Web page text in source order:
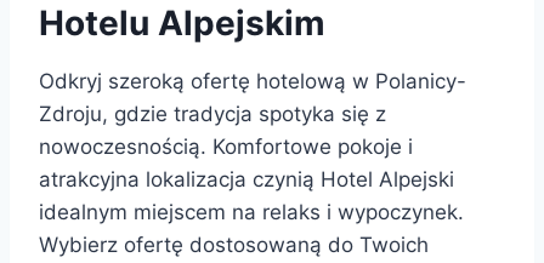
Hotelu Alpejskim
Odkryj szeroką ofertę hotelową w Polanicy-
Zdroju, gdzie tradycja spotyka się z
nowoczesnością. Komfortowe pokoje i
atrakcyjna lokalizacja czynią Hotel Alpejski
idealnym miejscem na relaks i wypoczynek.
Wybierz ofertę dostosowaną do Twoich